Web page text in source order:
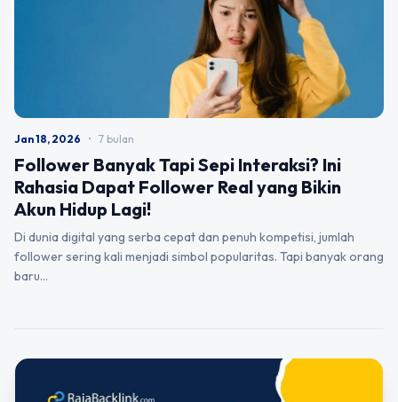
Jan 18, 2026 • 7 bulan
Follower Banyak Tapi Sepi Interaksi? Ini
Rahasia Dapat Follower Real yang Bikin
Akun Hidup Lagi!
Di dunia digital yang serba cepat dan penuh kompetisi, jumlah
follower sering kali menjadi simbol popularitas. Tapi banyak orang
baru…